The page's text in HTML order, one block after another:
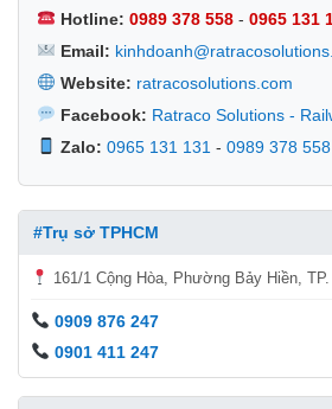
Hotline: 0989 378 558- 0965 131
Email:
Website: ratracosolutions.com
Facebook: Ratraco Solutions -
Zalo: 0965 131 131 - 0989 378 558
#Trụ sở TPHCM
161/1 Cộng Hòa, Phường Bảy Hiền, TP.
0909 876 247
0901 411 247